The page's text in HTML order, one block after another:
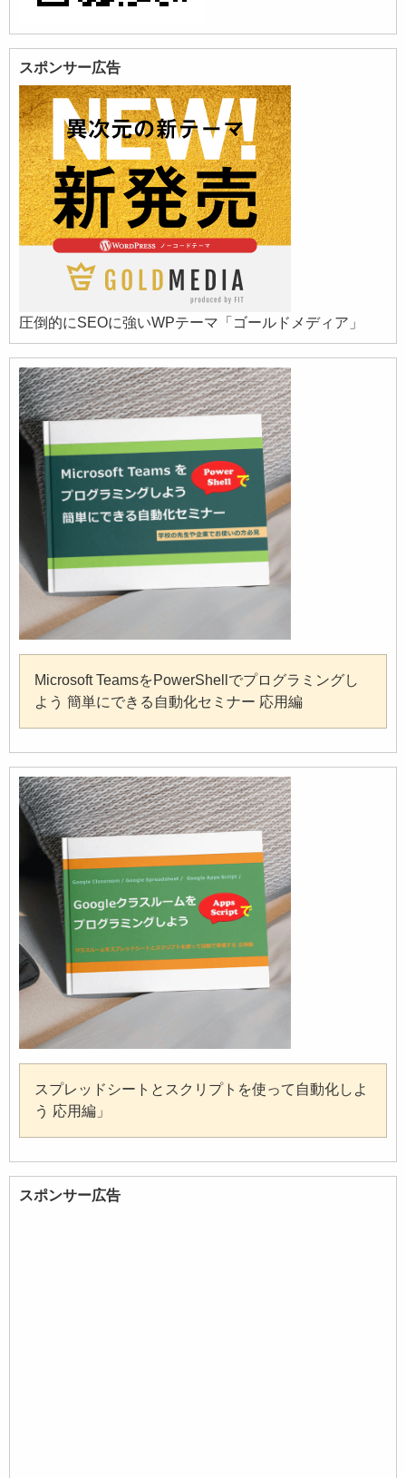
スポンサー広告
圧倒的にSEOに強いWPテーマ「ゴールドメディア」
Microsoft TeamsをPowerShellでプログラミングし
よう 簡単にできる自動化セミナー 応用編
スプレッドシートとスクリプトを使って自動化しよ
う 応用編」
スポンサー広告